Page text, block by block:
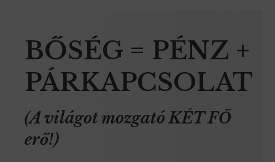
BŐSÉG = PÉNZ +
PÁRKAPCSOLAT
(A világot mozgató KÉT FŐ
erő!)